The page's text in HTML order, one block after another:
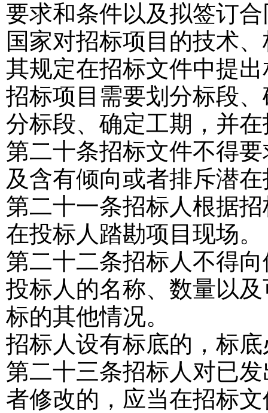
要求和条件以及拟签订
国家对招标项目的技术
其规定在招标文件中提
招标项目需要划分标段
分标段、确定工期，并
第二十条招标文件不得
及含有倾向或者排斥潜
第二十一条招标人根据
在投标人踏勘项目现场。
第二十二条招标人不得
投标人的名称、数量以
标的其他情况。
招标人设有标底的，标
第二十三条招标人对已
者修改的，应当在招标